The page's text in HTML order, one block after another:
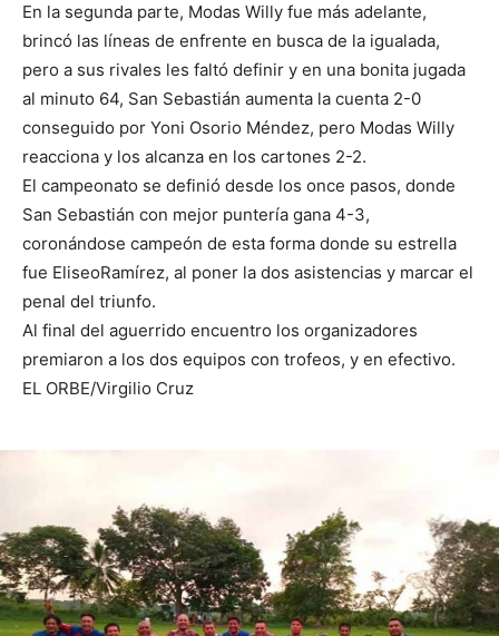
En la segunda parte, Modas Willy fue más adelante,
brincó las líneas de enfrente en busca de la igualada,
pero a sus rivales les faltó definir y en una bonita jugada
al minuto 64, San Sebastián aumenta la cuenta 2-0
conseguido por Yoni Osorio Méndez, pero Modas Willy
reacciona y los alcanza en los cartones 2-2.
El campeonato se definió desde los once pasos, donde
San Sebastián con mejor puntería gana 4-3,
coronándose campeón de esta forma donde su estrella
fue EliseoRamírez, al poner la dos asistencias y marcar el
penal del triunfo.
Al final del aguerrido encuentro los organizadores
premiaron a los dos equipos con trofeos, y en efectivo.
EL ORBE/Virgilio Cruz